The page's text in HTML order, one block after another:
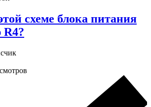
схеме блока питания
R4?